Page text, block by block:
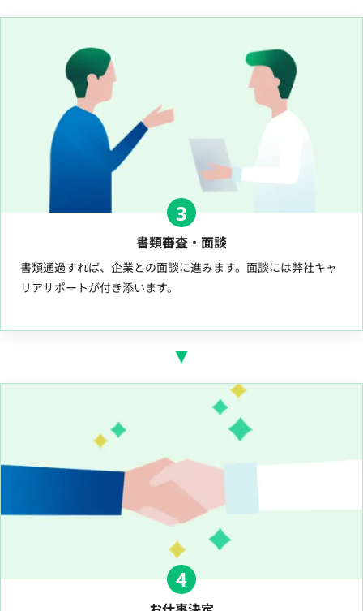
3
書類審査・面談
書類通過すれば、企業との面談に進みます。面談には弊社キャ
リアサポートが付き添います。
4